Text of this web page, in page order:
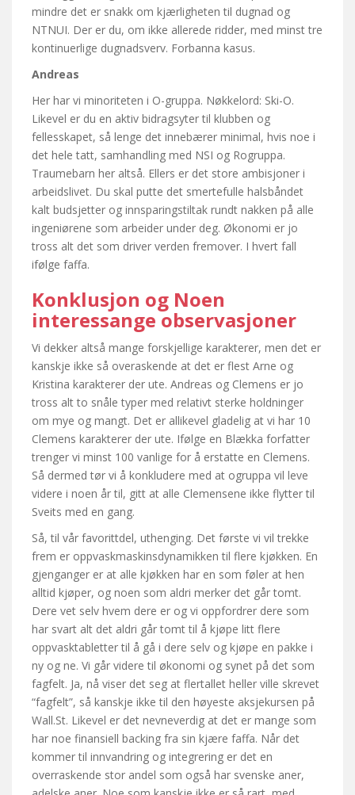
mindre det er snakk om kjærligheten til dugnad og
NTNUI. Der er du, om ikke allerede ridder, med minst tre
kontinuerlige dugnadsverv. Forbanna kasus.
Andreas
Her har vi minoriteten i O-gruppa. Nøkkelord: Ski-O.
Likevel er du en aktiv bidragsyter til klubben og
fellesskapet, så lenge det innebærer minimal, hvis noe i
det hele tatt, samhandling med NSI og Rogruppa.
Traumebarn her altså. Ellers er det store ambisjoner i
arbeidslivet. Du skal putte det smertefulle halsbåndet
kalt budsjetter og innsparingstiltak rundt nakken på alle
ingeniørene som arbeider under deg. Økonomi er jo
tross alt det som driver verden fremover. I hvert fall
ifølge faffa.
Konklusjon og Noen
interessange observasjoner
Vi dekker altså mange forskjellige karakterer, men det er
kanskje ikke så overaskende at det er flest Arne og
Kristina karakterer der ute. Andreas og Clemens er jo
tross alt to snåle typer med relativt sterke holdninger
om mye og mangt. Det er allikevel gladelig at vi har 10
Clemens karakterer der ute. Ifølge en Blækka forfatter
trenger vi minst 100 vanlige for å erstatte en Clemens.
Så dermed tør vi å konkludere med at ogruppa vil leve
videre i noen år til, gitt at alle Clemensene ikke flytter til
Sveits med en gang.
Så, til vår favorittdel, uthenging. Det første vi vil trekke
frem er oppvaskmaskinsdynamikken til flere kjøkken. En
gjenganger er at alle kjøkken har en som føler at hen
alltid kjøper, og noen som aldri merker det går tomt.
Dere vet selv hvem dere er og vi oppfordrer dere som
har svart alt det aldri går tomt til å kjøpe litt flere
oppvasktabletter til å gå i dere selv og kjøpe en pakke i
ny og ne. Vi går videre til økonomi og synet på det som
fagfelt. Ja, nå viser det seg at flertallet heller ville skrevet
“fagfelt”, så kanskje ikke til den høyeste aksjekursen på
Wall.St. Likevel er det nevneverdig at det er mange som
har noe finansiell backing fra sin kjære faffa. Når det
kommer til innvandring og integrering er det en
overraskende stor andel som også har svenske aner,